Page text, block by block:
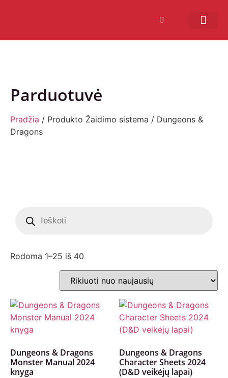
Parduotuvė
Pradžia / Produkto Žaidimo sistema / Dungeons &
Dragons
Rodoma 1–25 iš 40
Dungeons & Dragons
Monster Manual 2024
knyga
Dungeons & Dragons
Character Sheets 2024
(D&D veikėjų lapai)